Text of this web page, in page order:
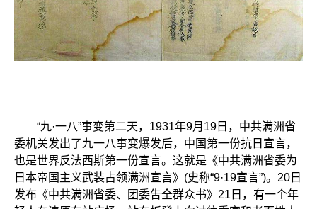
“九·一八”事变第二天，1931年9月19日，中共满洲省
委机关发出了九一八事变爆发后，中国第一份抗日宣言，
也是世界反法西斯第一份宣言。这就是《中共满洲省委为
日本帝国主义武装占领满洲宣言》(史称“9·19宣言”)。20日
发布《中共满洲省委、团委吿全群众书》21日，有一个年